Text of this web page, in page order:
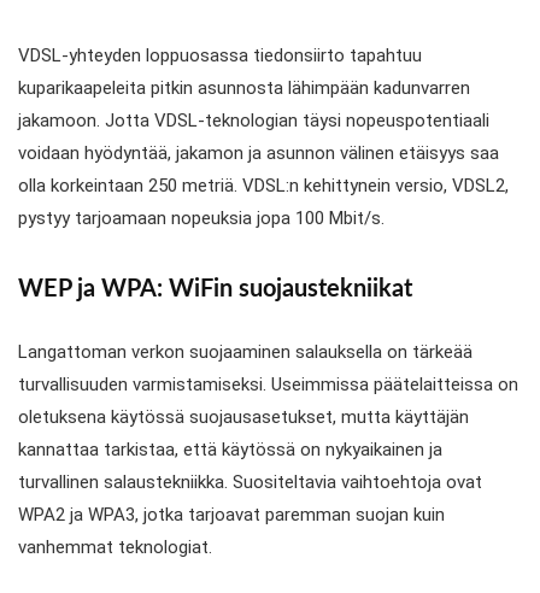
VDSL-yhteyden loppuosassa tiedonsiirto tapahtuu
kuparikaapeleita pitkin asunnosta lähimpään kadunvarren
jakamoon. Jotta VDSL-teknologian täysi nopeuspotentiaali
voidaan hyödyntää, jakamon ja asunnon välinen etäisyys saa
olla korkeintaan 250 metriä. VDSL:n kehittynein versio, VDSL2,
pystyy tarjoamaan nopeuksia jopa 100 Mbit/s.
WEP ja WPA: WiFin suojaustekniikat
Langattoman verkon suojaaminen salauksella on tärkeää
turvallisuuden varmistamiseksi. Useimmissa päätelaitteissa on
oletuksena käytössä suojausasetukset, mutta käyttäjän
kannattaa tarkistaa, että käytössä on nykyaikainen ja
turvallinen salaustekniikka. Suositeltavia vaihtoehtoja ovat
WPA2 ja WPA3, jotka tarjoavat paremman suojan kuin
vanhemmat teknologiat.